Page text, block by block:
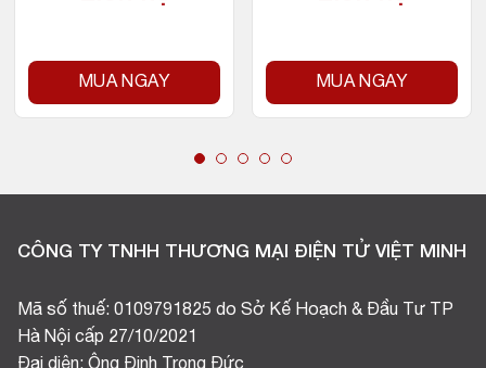
MUA NGAY MUA NGAY
CÔNG TY TNHH THƯƠNG MẠI ĐIỆN TỬ VIỆT MINH
Mã số thuế: 0109791825 do Sở Kế Hoạch & Đầu Tư TP
Hà Nội cấp 27/10/2021
Đại diện: Ông Đinh Trọng Đức